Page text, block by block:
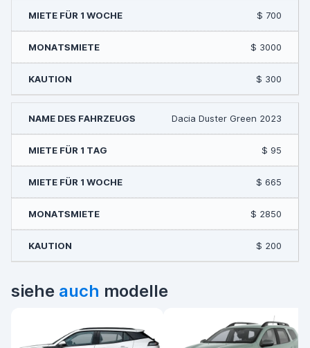
$ 700
$ 3000
$ 300
Dacia Duster Green 2023
$ 95
$ 665
$ 2850
$ 200
siehe auch modelle